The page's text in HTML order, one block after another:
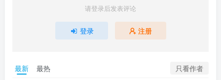
请登录后发表评论
登录 注册
最新 最热 只看作者